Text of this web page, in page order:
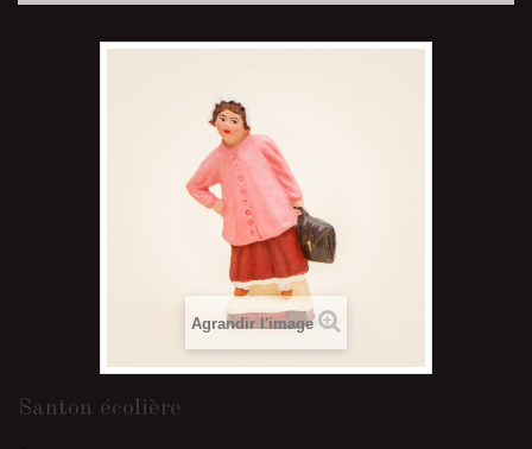
Agrandir l'image
Santon écolière